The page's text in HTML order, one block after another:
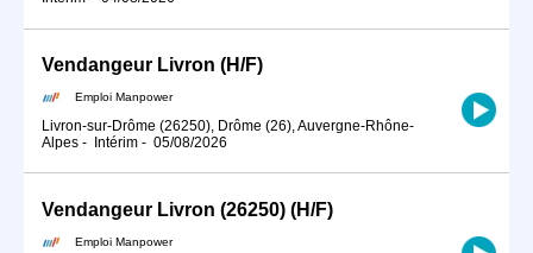
Vendangeur Livron (H/F)
Emploi Manpower
Livron-sur-Drôme (26250), Drôme (26), Auvergne-Rhône-
Alpes - Intérim - 05/08/2026
Vendangeur Livron (26250) (H/F)
Emploi Manpower